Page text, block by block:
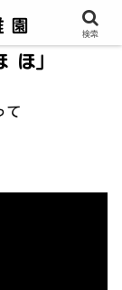
ほ」
て
検索